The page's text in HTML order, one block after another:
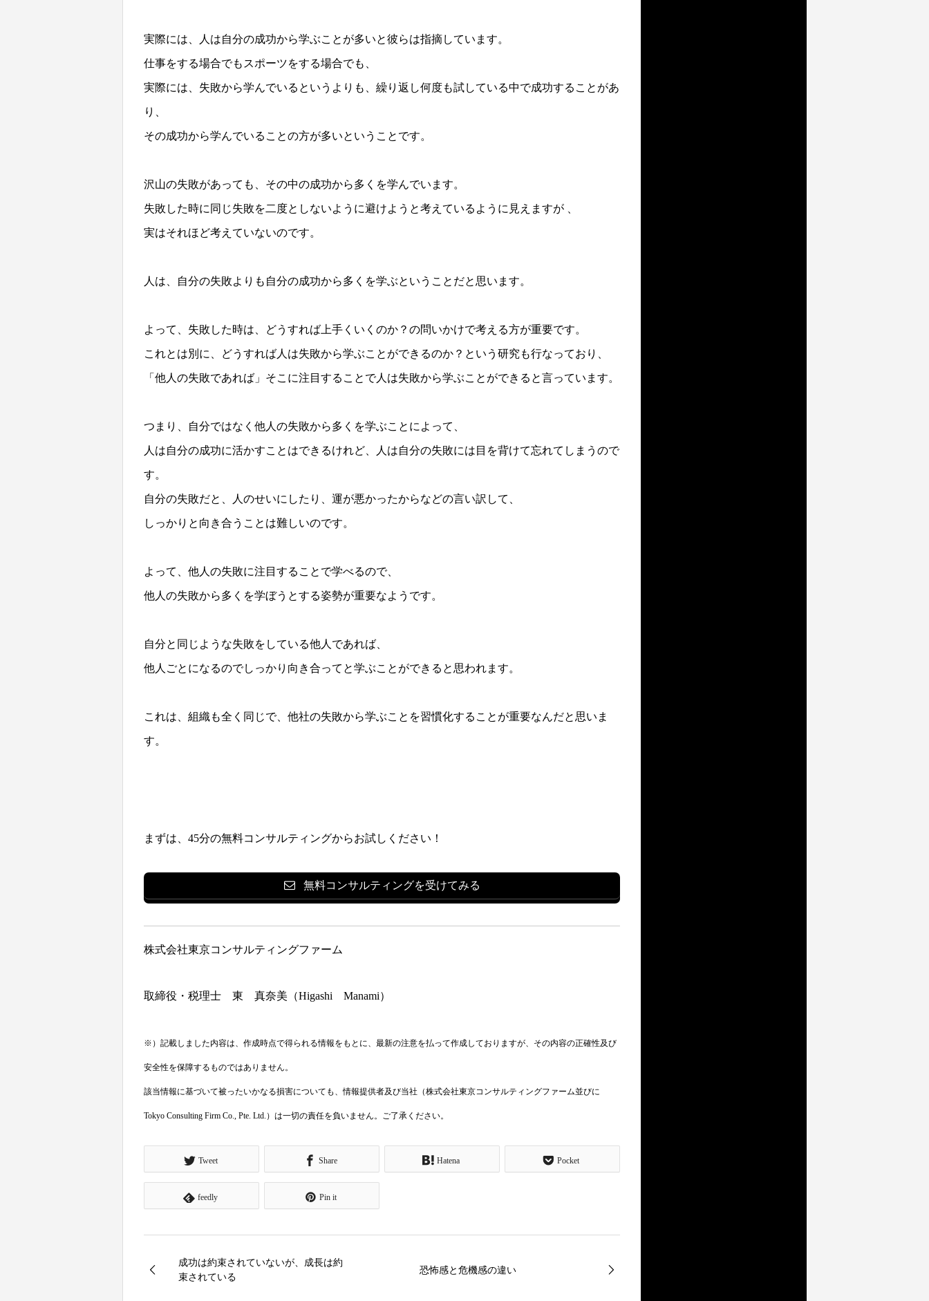
実際には、人は自分の成功から学ぶことが多いと彼らは指摘しています。
仕事をする場合でもスポーツをする場合でも、
実際には、失敗から学んでいるというよりも、繰り返し何度も試している中で成功することがあ
り、
その成功から学んでいることの方が多いということです。
沢山の失敗があっても、その中の成功から多くを学んでいます。
失敗した時に同じ失敗を二度としないように避けようと考えているように見えますが 、
実はそれほど考えていないのです。
人は、自分の失敗よりも自分の成功から多くを学ぶということだと思いま す。
よって、失敗した時は、どうすれば上手くいくのか？の問いかけで考える方が重要です。
これとは別に、どうすれば人は失敗から学ぶことができるのか？という研究も行なっており、
「他人の失敗であれば」そこに注目することで人は失敗から学ぶことができると言っています。
つまり、自分ではなく他人の失敗から多くを学ぶことによって、
人は自分の成功に活かすことはできるけれど、人は自分の失敗には目を背けて忘れてしまうので
す。
自分の失敗だと、人のせいにしたり、運が悪かったからなどの言い訳して、
しっかりと 向き合うことは難しいのです。
よって、他人の失敗に注目することで学べるので、
他人 の失敗から多くを学ぼうとする姿勢が重要なようです。
自分と同じような失敗をしている他人であれば、
他人ごとになるのでしっかり向き合ってと学ぶことができると思われます。
これは、組織も全く同じで、他社の失敗から学ぶことを習慣化することが重要なんだと思いま
す。
まずは、45分の無料コンサルティングからお試しください！
無料コンサルティングを受けてみる
株式会社東京コンサルティングファーム
取締役・税理士 東 真奈美（Higashi Manami）
※）記載しました内容は、作成時点で得られる情報をもとに、最新の注意を払って作成しておりますが、その内容の正確性及び
安全性を保障するものではありません。
該当情報に基づいて被ったいかなる損害についても、情報提供者及び当社（株式会社東京コンサルティングファーム並びに
Tokyo Consulting Firm Co., Pte. Ltd.）は一切の責任を負いません。ご了承ください。
Tweet Share Hatena Pocket
feedly Pin it
成功は約束されていないが、成長は約
束されている
恐怖感と危機感の違い